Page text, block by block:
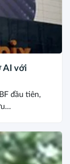
AI với
đầu tiên,